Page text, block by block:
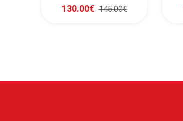
130.00€ 145.00€